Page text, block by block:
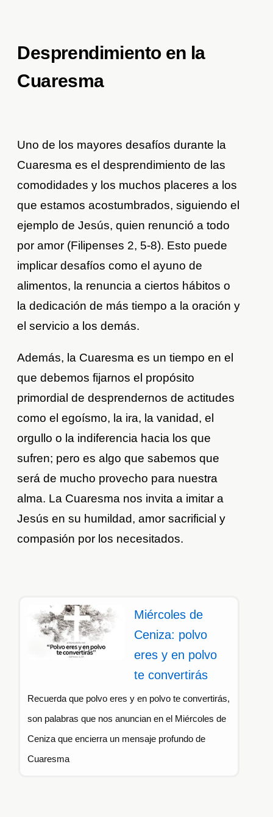
Desprendimiento en la
Cuaresma
Uno de los mayores desafíos durante la
Cuaresma es el desprendimiento de las
comodidades y los muchos placeres a los
que estamos acostumbrados, siguiendo el
ejemplo de Jesús, quien renunció a todo
por amor (Filipenses 2, 5-8). Esto puede
implicar desafíos como el ayuno de
alimentos, la renuncia a ciertos hábitos o
la dedicación de más tiempo a la oración y
el servicio a los demás.
Además, la Cuaresma es un tiempo en el
que debemos fijarnos el propósito
primordial de desprendernos de actitudes
como el egoísmo, la ira, la vanidad, el
orgullo o la indiferencia hacia los que
sufren; pero es algo que sabemos que
será de mucho provecho para nuestra
alma. La Cuaresma nos invita a imitar a
Jesús en su humildad, amor sacrificial y
compasión por los necesitados.
Miércoles de
Ceniza: polvo
eres y en polvo
te convertirás
Recuerda que polvo eres y en polvo te convertirás,
son palabras que nos anuncian en el Miércoles de
Ceniza que encierra un mensaje profundo de
Cuaresma